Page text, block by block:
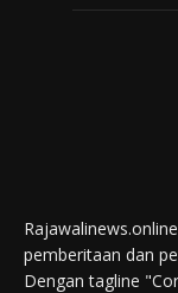
pemberitaan dan
Dengan tagline